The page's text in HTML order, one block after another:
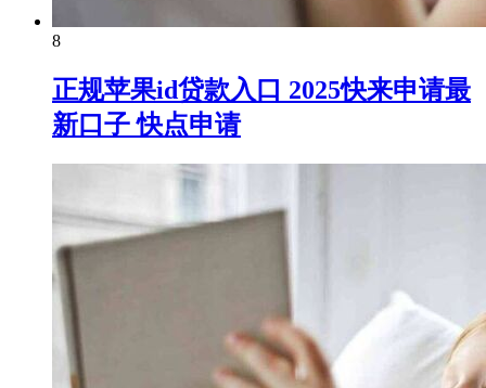
8
正规苹果id贷款入口 2025快来申请最
新口子 快点申请